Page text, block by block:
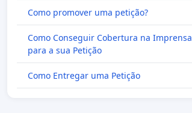
Como promover uma petição?
Como Conseguir Cobertura na Imprensa
para a sua Petição
Como Entregar uma Petição